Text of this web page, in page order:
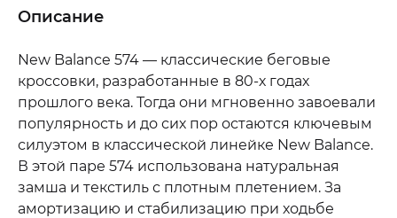
Описание
New Balance 574 — классические беговые
кроссовки, разработанные в 80-х годах
прошлого века. Тогда они мгновенно завоевали
популярность и до сих пор остаются ключевым
силуэтом в классической линейке New Balance.
В этой паре 574 использована натуральная
замша и текстиль с плотным плетением. За
амортизацию и стабилизацию при ходьбе